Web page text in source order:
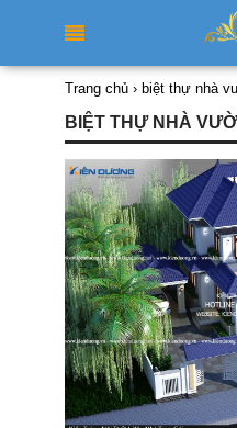
Trang chủ › biệt thự nhà
BIỆT THỰ NHÀ